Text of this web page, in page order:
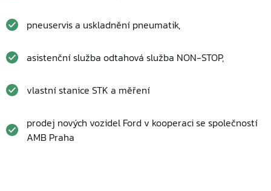
pneuservis a uskladnění pneumatik,
asistenční služba odtahová služba NON-STOP,
vlastní stanice STK a měření
prodej nových vozidel Ford v kooperaci se společností
AMB Praha